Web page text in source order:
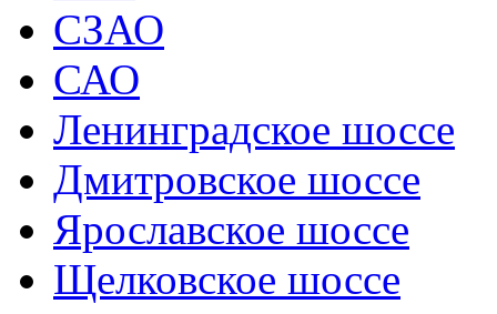
СЗАО
САО
Ленинградское шоссе
Дмитровское шоссе
Ярославское шоссе
Щелковское шоссе